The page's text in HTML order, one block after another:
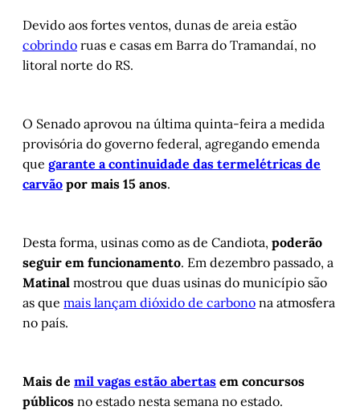
Devido aos fortes ventos, dunas de areia estão
cobrindo ruas e casas em Barra do Tramandaí, no
litoral norte do RS.
O Senado aprovou na última quinta-feira a medida
provisória do governo federal, agregando emenda
que garante a continuidade das termelétricas de
carvão por mais 15 anos.
Desta forma, usinas como as de Candiota, poderão
seguir em funcionamento. Em dezembro passado, a
Matinal mostrou que duas usinas do município são
as que mais lançam dióxido de carbono na atmosfera
no país.
Mais de mil vagas estão abertas em concursos
públicos no estado nesta semana no estado.